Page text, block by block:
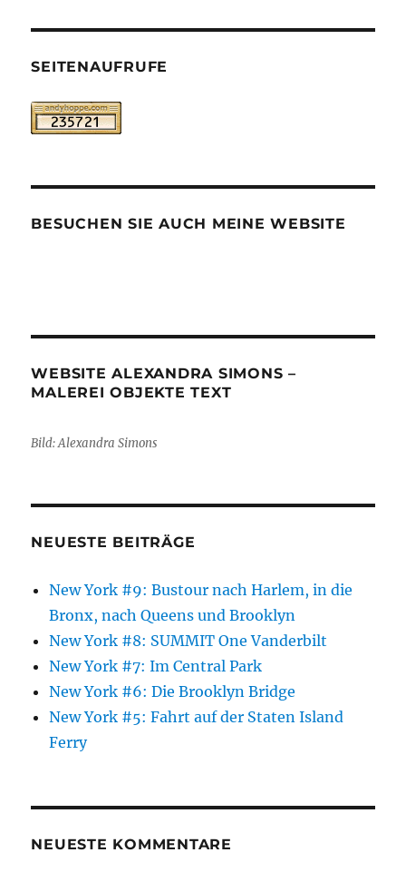
SEITENAUFRUFE
BESUCHEN SIE AUCH MEINE WEBSITE
WEBSITE ALEXANDRA SIMONS –
MALEREI OBJEKTE TEXT
Bild: Alexandra Simons
NEUESTE BEITRÄGE
New York #9: Bustour nach Harlem, in die
Bronx, nach Queens und Brooklyn
New York #8: SUMMIT One Vanderbilt
New York #7: Im Central Park
New York #6: Die Brooklyn Bridge
New York #5: Fahrt auf der Staten Island
Ferry
NEUESTE KOMMENTARE